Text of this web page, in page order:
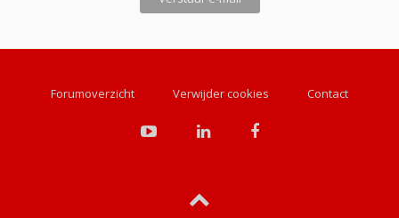
Forumoverzicht Verwijder cookies Contact